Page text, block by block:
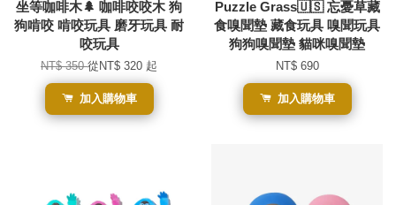
坐等咖啡木🌲 咖啡咬咬木 狗
狗啃咬 啃咬玩具 磨牙玩具 耐
咬玩具
NT$ 350從 NT$ 320 起
加入購物車
Puzzle Grass🇺🇸 忘憂草藏
食嗅聞墊 藏食玩具 嗅聞玩具
狗狗嗅聞墊 貓咪嗅聞墊
NT$ 690
加入購物車